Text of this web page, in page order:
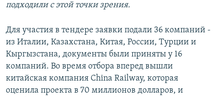
подходили с этой точки зрения.
Для участия в тендере заявки подали 36 компаний -
из Италии, Казахстана, Китая, России, Турции и
Кыргызстана, документы были приняты у 16
компаний. Во время отбора вперед вышли
китайская компания China Railway, которая
оценила проекта в 70 миллионов долларов, и